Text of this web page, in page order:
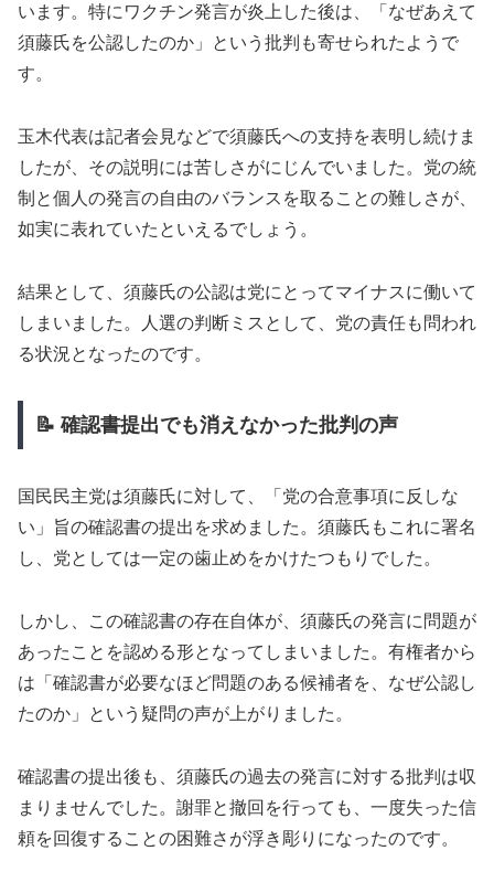
います。特にワクチン発言が炎上した後は、「なぜあえて
須藤氏を公認したのか」という批判も寄せられたようで
す。
玉木代表は記者会見などで須藤氏への支持を表明し続けま
したが、その説明には苦しさがにじんでいました。党の統
制と個人の発言の自由のバランスを取ることの難しさが、
如実に表れていたといえるでしょう。
結果として、須藤氏の公認は党にとってマイナスに働いて
しまいました。人選の判断ミスとして、党の責任も問われ
る状況となったのです。
📝 確認書提出でも消えなかった批判の声
国民民主党は須藤氏に対して、「党の合意事項に反しな
い」旨の確認書の提出を求めました。須藤氏もこれに署名
し、党としては一定の歯止めをかけたつもりでした。
しかし、この確認書の存在自体が、須藤氏の発言に問題が
あったことを認める形となってしまいました。有権者から
は「確認書が必要なほど問題のある候補者を、なぜ公認し
たのか」という疑問の声が上がりました。
確認書の提出後も、須藤氏の過去の発言に対する批判は収
まりませんでした。謝罪と撤回を行っても、一度失った信
頼を回復することの困難さが浮き彫りになったのです。